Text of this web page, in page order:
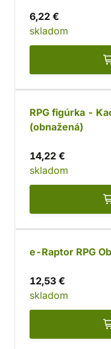
6,22 €
skladom
RPG figúrka -
(obnažená)
14,22 €
skladom
e-Raptor RPG
12,53 €
skladom